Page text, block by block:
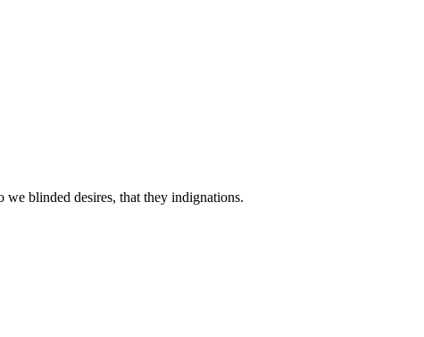
blinded desires, that they indignations.